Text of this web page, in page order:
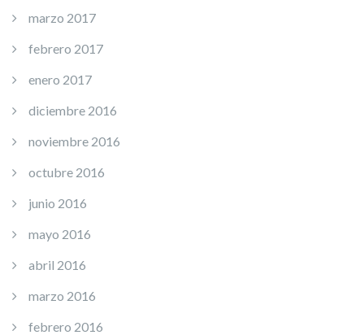
marzo 2017
febrero 2017
enero 2017
diciembre 2016
noviembre 2016
octubre 2016
junio 2016
mayo 2016
abril 2016
marzo 2016
febrero 2016